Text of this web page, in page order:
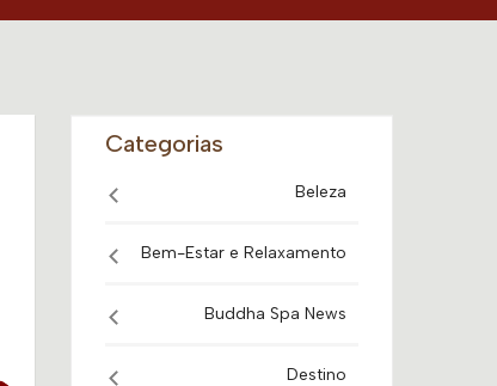
Categorias
Beleza
Bem-Estar e Relaxamento
Buddha Spa News
Destino